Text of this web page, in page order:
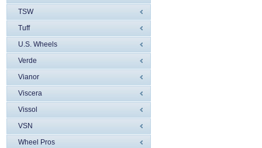
TSW
Tuff
U.S. Wheels
Verde
Vianor
Viscera
Vissol
VSN
Wheel Pros